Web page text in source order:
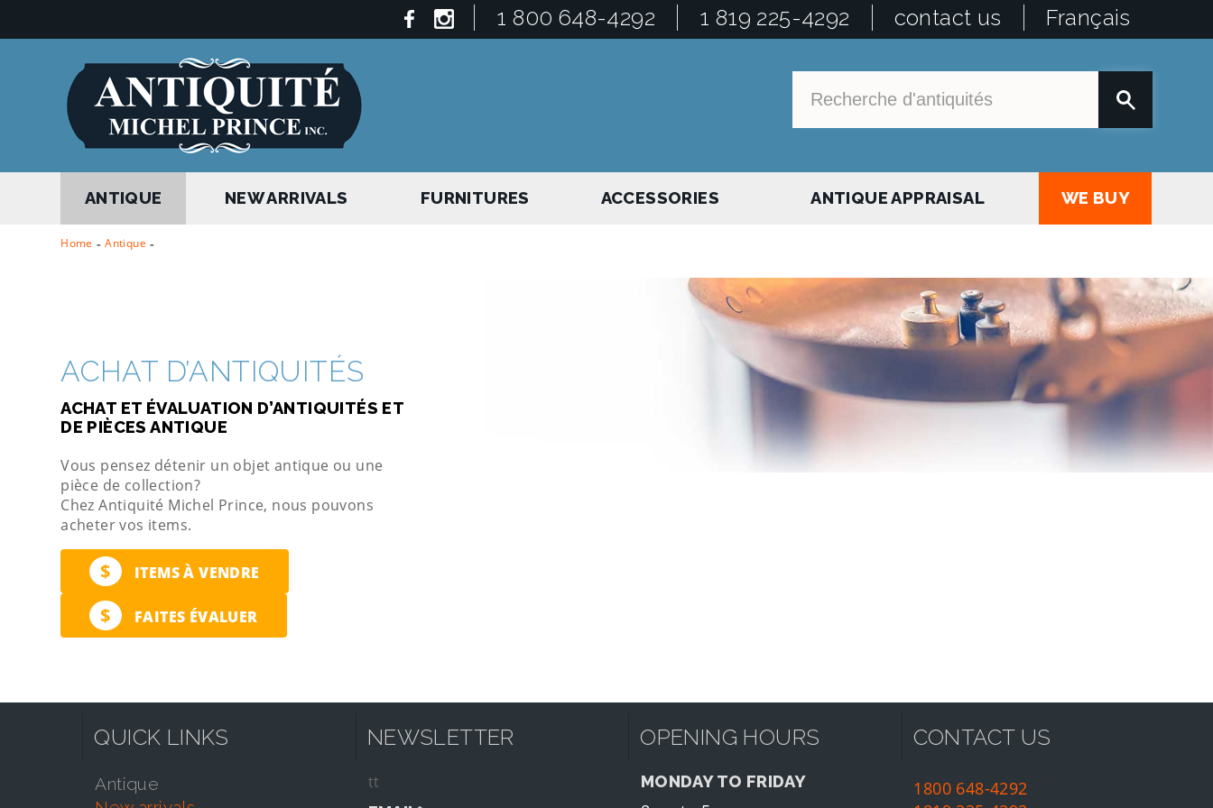
1 800 648-4292 1 819 225-4292 contact us Français
ANTIQUE NEW ARRIVALS FURNITURES ACCESSORIES ANTIQUE APPRAISAL WE BUY
Home - Antique -
ACHAT D’ANTIQUITÉS
ACHAT ET ÉVALUATION D’ANTIQUITÉS ET
DE PIÈCES ANTIQUE
Vous pensez détenir un objet antique ou une
pièce de collection?
Chez Antiquité Michel Prince, nous pouvons
acheter vos items.
$ ITEMS À VENDRE
$ FAITES ÉVALUER
QUICK LINKS
antique
NEWSLETTER
tt
OPENING HOURS
MONDAY TO FRIDAY
CONTACT US
1800 648-4292